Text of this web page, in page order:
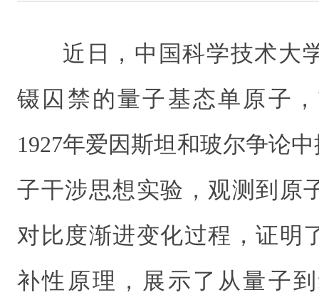
近日，中国科学技术大
镊囚禁的量子基态单原子
1927年爱因斯坦和玻尔争论
子干涉思想实验，观测到原
对比度渐进变化过程，证明
补性原理，展示了从量子